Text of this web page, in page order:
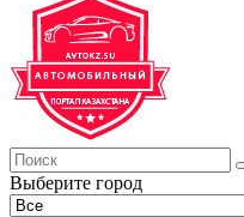
Выберите город